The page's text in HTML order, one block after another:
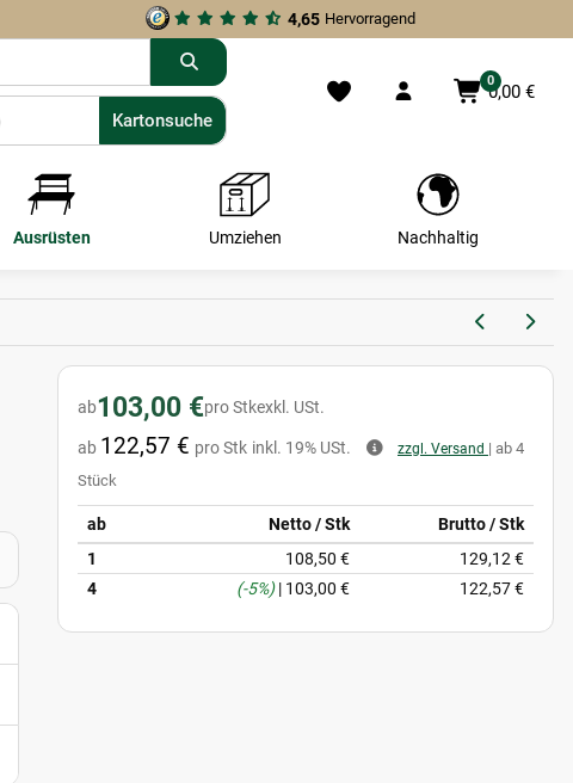
4,65 Hervorragend
0
0,00 €
Kartonsuche
Kartonsuche
Ausrüsten Umziehen Nachhaltig
ab103,00 €pro Stkexkl. USt.
ab 122,57 € pro Stk inkl. 19% USt. zzgl. Versand | ab 4
Stück
ab Netto / Stk
Brutto / Stk
1
108,50 €
129,12 €
4
(-5%)| 103,00 € 122,57 €